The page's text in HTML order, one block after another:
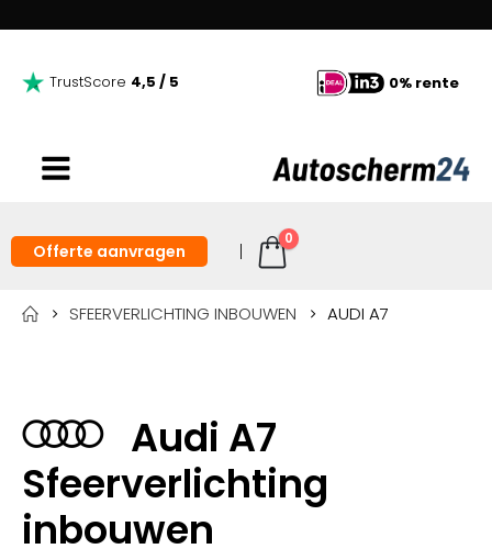
TrustScore 4,5 / 5 0% rente
Offerte aanvragen
0
SFEERVERLICHTING INBOUWEN AUDI A7
Audi A7
Sfeerverlichting
inbouwen